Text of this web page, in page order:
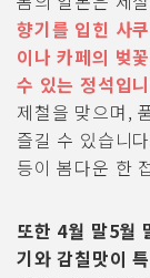
향기를 입힌 사
이나 카페의 벚
수 있는 정석입
제철을 맞으며,
즐길 수 있습니
등이 봄다운 한
또한 4월 말5월
기와 감칠맛이